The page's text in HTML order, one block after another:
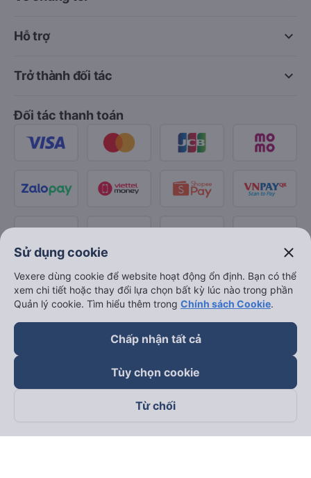
keyboard_arrow_down
Hỗ trợ
keyboard_arrow_down
Trở thành đối tác
Đối tác thanh toán
Theo dõi chúng tôi trên
Sử dụng cookie close
Vexere dùng cookie để website hoạt động ổn định. Bạn có thể
xem chi tiết hoặc thay đổi lựa chọn bất kỳ lúc nào trong phần
Quản lý cookie. Tìm hiểu thêm trong Chính sách Cookie.
Chấp nhận tất cả
Tùy chọn cookie
Từ chối